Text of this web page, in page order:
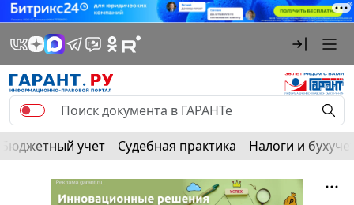
Бюджетный учет Судебная практика Налоги и